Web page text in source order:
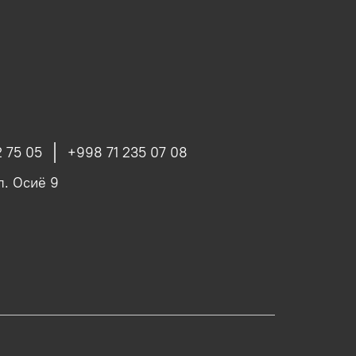
75 05
+998 71 235 07 08
Осиё 9